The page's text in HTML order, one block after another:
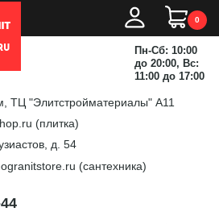
0
Пн-Сб: 10:00
до 20:00, Вс:
11:00 до 17:00
ТЦ "Элитстройматериалы" А11
(плитка)
д. 54
(сантехника)